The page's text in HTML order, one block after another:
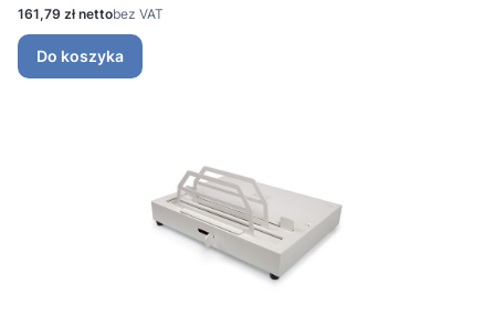
Cena
161,79 zł bez VAT
Do koszyka